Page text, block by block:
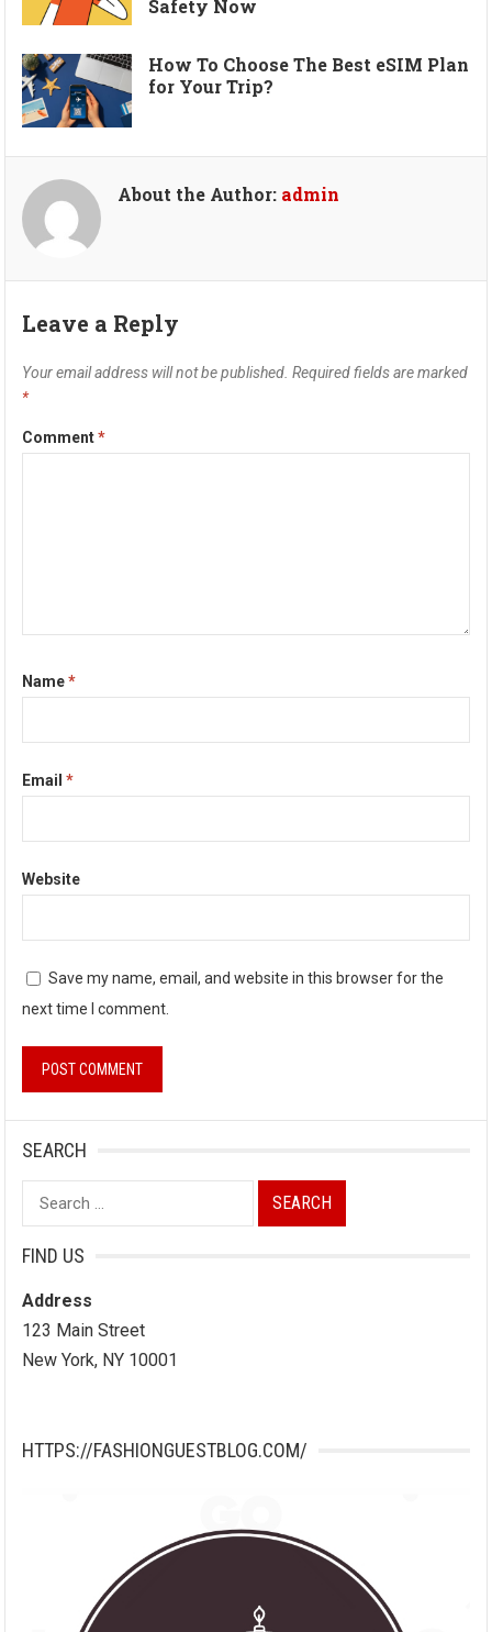
Safety Now
How To Choose The Best eSIM Plan
for Your Trip?
About the Author: admin
Leave a Reply
Your email address will not be published. Required fields are marked
*
Comment*
Name*
Email*
Website
Save my name, email, and website in this browser for the
next time I comment.
SEARCH
Search
for:
FIND US
Address
123 Main Street
New York, NY 10001
HTTPS://FASHIONGUESTBLOG.COM/